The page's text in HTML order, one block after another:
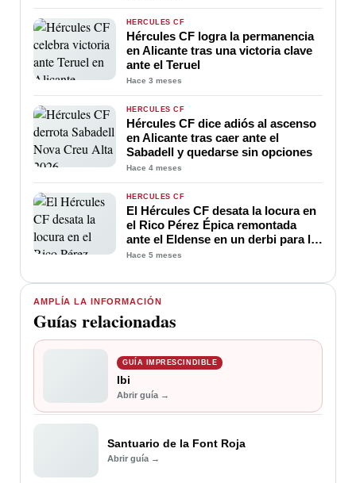
AMPLÍA LA INFORMACIÓN
Guías relacionadas
GUÍA IMPRESCINDIBLE
Ibi
Abrir guía →
Santuario de la Font Roja
Abrir guía →
HÉRCULES CF
Hércules CF logra la permanencia
en Alicante tras una victoria clave
ante el Teruel
Hace 3 meses
HÉRCULES CF
Hércules CF dice adiós al ascenso
en Alicante tras caer ante el
Sabadell y quedarse sin opciones
Hace 4 meses
HÉRCULES CF
El Hércules CF desata la locura en
el Rico Pérez Épica remontada
ante el Eldense en un derbi para la
historia
Hace 5 meses